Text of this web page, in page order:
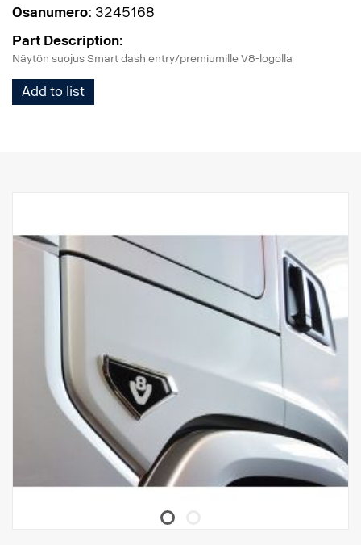
Osanumero: 3245168
Part Description:
Näytön suojus Smart dash entry/premiumille V8-logolla
Add to list